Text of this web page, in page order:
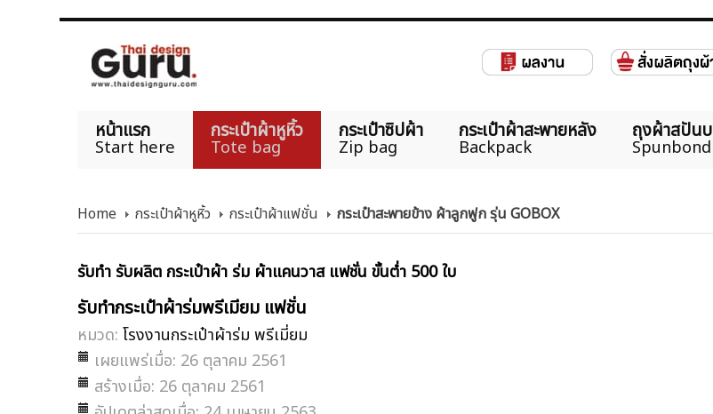
หน้าแรก
Start here
กระเป๋าผ้าหูหิ้ว
Tote bag
กระเป๋าซิปผ้า
Zip bag
กระเป๋าผ้าสะพายหลัง
Backpack
ถุงผ้าสปัน
Home กระเป๋าผ้าหูหิ้ว กระเป๋าผ้าแฟชั่น กระเป๋าสะพายข้าง ผ้าลูกฟูก รุ่น GOBOX
รับทำ รับผลิต กระเป๋าผ้า ร่ม ผ้าแคนวาส แฟชั่น ขั้นต่ำ 500 ใบ
รับทำกระเป๋าผ้าร่มพรีเมียม แฟชั่น
หมวด: โรงงานกระเป๋าผ้าร่ม พรีเมี่ยม
เผยแพร่เมื่อ: 26 ตุลาคม 2561
สร้างเมื่อ: 26 ตุลาคม 2561